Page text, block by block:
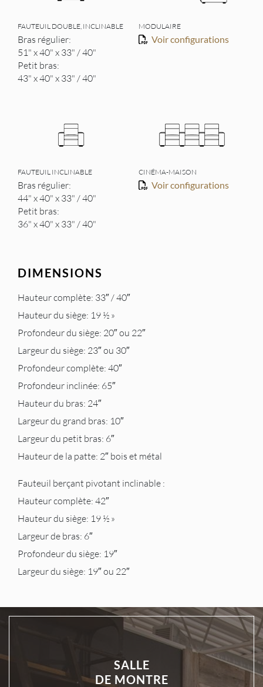
FAUTEUIL DOUBLE, INCLINABLE
Bras régulier:
51" x 40" x 33" / 40"
Petit bras:
43" x 40" x 33" / 40"
MODULAIRE
Voir configurations
FAUTEUIL INCLINABLE
Bras régulier:
44" x 40" x 33" / 40"
Petit bras:
36" x 40" x 33" / 40"
CINÉMA-MAISON
Voir configurations
DIMENSIONS
Hauteur complète: 33″ / 40″
Hauteur du siège: 19 ½ »
Profondeur du siège: 20″ ou 22″
Largeur du siège: 23″ ou 30″
Profondeur complète: 40″
Profondeur inclinée: 65″
Hauteur du bras: 24″
Largeur du grand bras: 10″
Largeur du petit bras: 6″
Hauteur de la patte: 2″ bois et métal
Fauteuil berçant pivotant inclinable :
Hauteur complète: 42″
Hauteur du siège: 19 ½ »
Largeur de bras: 6″
Profondeur du siège: 19″
Largeur du siège: 19″ ou 22″
SALLE
DE MONTRE